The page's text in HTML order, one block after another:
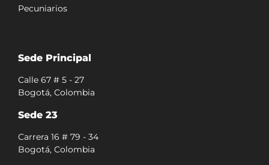
Pecuniarios
Sede Principal
Calle 67 # 5 - 27
Bogotá, Colombia
Sede 23
Carrera 16 # 79 - 34
Bogotá, Colombia